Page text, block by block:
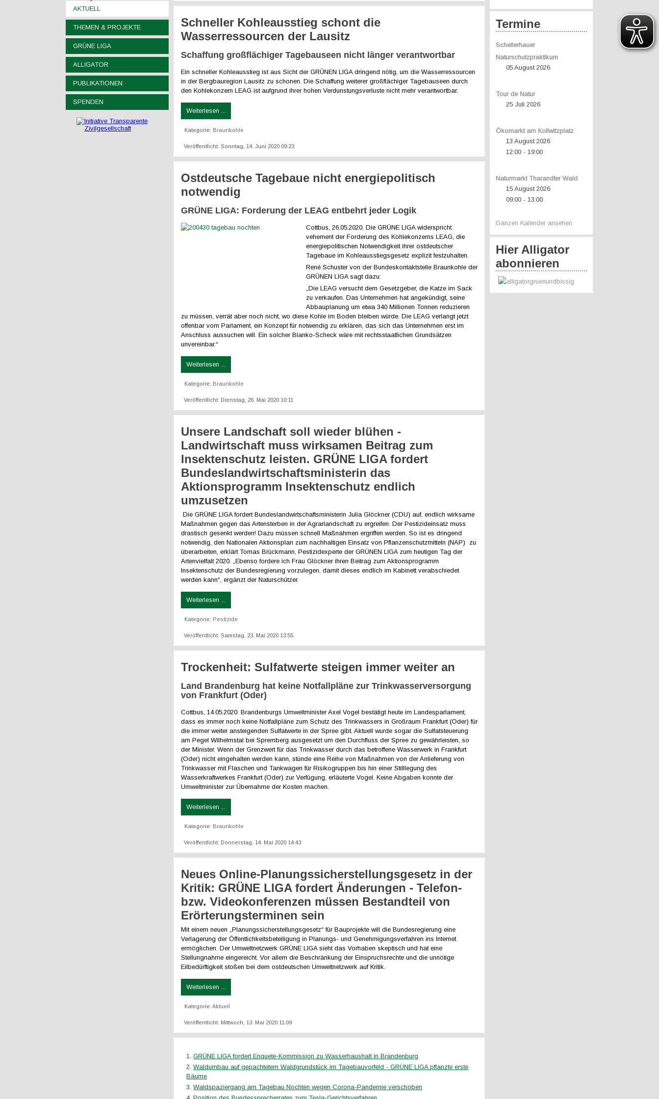
AKTUELL
THEMEN & PROJEKTE
GRÜNE LIGA
ALLIGATOR
PUBLIKATIONEN
SPENDEN
Schneller Kohleausstieg schont die
Wasserressourcen der Lausitz
Schaffung großflächiger Tagebauseen nicht länger verantwortbar
Ein schneller Kohleausstieg ist aus Sicht der GRÜNEN LIGA dringend nötig, um die Wasserressourcen
in der Bergbauregion Lausitz zu schonen. Die Schaffung weiterer großflächiger Tagebauseen durch
den Kohlekonzern LEAG ist aufgrund ihrer hohen Verdunstungsverluste nicht mehr verantwortbar.
Weiterlesen ...
Kategorie: Braunkohle
Veröffentlicht: Sonntag, 14. Juni 2020 09:23
Ostdeutsche Tagebaue nicht energiepolitisch
notwendig
GRÜNE LIGA: Forderung der LEAG entbehrt jeder Logik
Cottbus, 26.05.2020. Die GRÜNE LIGA widerspricht
vehement der Forderung des Kohlekonzerns LEAG, die
energiepolitischen Notwendigkeit ihrer ostdeutscher
Tagebaue im Kohleausstiegsgesetz explizit festzuhalten.
René Schuster von der Bundeskontaktstelle Braunkohle der
GRÜNEN LIGA sagt dazu:
„Die LEAG versucht dem Gesetzgeber, die Katze im Sack
zu verkaufen. Das Unternehmen hat angekündigt, seine
Abbauplanung um etwa 340 Millionen Tonnen reduzieren
zu müssen, verrät aber noch nicht, wo diese Kohle im Boden bleiben würde. Die LEAG verlangt jetzt
offenbar vom Parlament, ein Konzept für notwendig zu erklären, das sich das Unternehmen erst im
Anschluss aussuchen will. Ein solcher Blanko-Scheck wäre mit rechtsstaatlichen Grundsätzen
unvereinbar.“
Weiterlesen ...
Kategorie: Braunkohle
Veröffentlicht: Dienstag, 26. Mai 2020 10:11
Unsere Landschaft soll wieder blühen -
Landwirtschaft muss wirksamen Beitrag zum
Insektenschutz leisten. GRÜNE LIGA fordert
Bundeslandwirtschaftsministerin das
Aktionsprogramm Insektenschutz endlich
umzusetzen
Die GRÜNE LIGA fordert Bundeslandwirtschaftsministerin Julia Glöckner (CDU) auf, endlich wirksame
Maßnahmen gegen das Artensterben in der Agrarlandschaft zu ergreifen. Der Pestizideinsatz muss
drastisch gesenkt werden! Dazu müssen schnell Maßnahmen ergriffen werden. So ist es dringend
notwendig, den Nationalen Aktionsplan zum nachhaltigen Einsatz von Pflanzenschutzmitteln (NAP) zu
überarbeiten, erklärt Tomas Brückmann, Pestizidexperte der GRÜNEN LIGA zum heutigen Tag der
Artenvielfalt 2020. „Ebenso fordere ich Frau Glöckner ihren Beitrag zum Aktionsprogramm
Insektenschutz der Bundesregierung vorzulegen, damit dieses endlich im Kabinett verabschiedet
werden kann“, ergänzt der Naturschützer.
Weiterlesen ...
Kategorie: Pestizide
Veröffentlicht: Samstag, 23. Mai 2020 13:55
Trockenheit: Sulfatwerte steigen immer weiter an
Land Brandenburg hat keine Notfallpläne zur Trinkwasserversorgung
von Frankfurt (Oder)
Cottbus, 14.05.2020. Brandenburgs Umweltminister Axel Vogel bestätigt heute im Landesparlament,
dass es immer noch keine Notfallpläne zum Schutz des Trinkwassers in Großraum Frankfurt (Oder) für
die immer weiter ansteigenden Sulfatwerte in der Spree gibt. Aktuell wurde sogar die Sulfatsteuerung
am Pegel Wilhelmstal bei Spremberg ausgesetzt um den Durchfluss der Spree zu gewährleisten, so
der Minister. Wenn der Grenzwert für das Trinkwasser durch das betroffene Wasserwerk in Frankfurt
(Oder) nicht eingehalten werden kann, stünde eine Reihe von Maßnahmen von der Anlieferung von
Trinkwasser mit Flaschen und Tankwagen für Risikogruppen bis hin einer Stilllegung des
Wasserkraftwerkes Frankfurt (Oder) zur Verfügung, erläuterte Vogel. Keine Abgaben konnte der
Umweltminister zur Übernahme der Kosten machen.
Weiterlesen ...
Kategorie: Braunkohle
Veröffentlicht: Donnerstag, 14. Mai 2020 14:43
Neues Online-Planungssicherstellungsgesetz in der
Kritik: GRÜNE LIGA fordert Änderungen - Telefon-
bzw. Videokonferenzen müssen Bestandteil von
Erörterungsterminen sein
Mit einem neuen „Planungssicherstellungsgesetz“ für Bauprojekte will die Bundesregierung eine
Verlagerung der Öffentlichkeitsbeteiligung in Planungs- und Genehmigungsverfahren ins Internet
ermöglichen. Der Umweltnetzwerk GRÜNE LIGA sieht das Vorhaben skeptisch und hat eine
Stellungnahme eingereicht. Vor allem die Beschränkung der Einspruchsrechte und die unnötige
Eilbedürftigkeit stoßen bei dem ostdeutschen Umweltnetzwerk auf Kritik.
Weiterlesen ...
Kategorie:Aktuell
Veröffentlicht: Mittwoch, 13. Mai 2020 11:09
GRÜNE LIGA fordert Enquete-Kommission zu Wasserhaushalt in Brandenburg
Waldumbau auf gepachtetem Waldgrundstück im Tagebauvorfeld - GRÜNE LIGA pflanzte erste
Bäume
Waldspaziergang am Tagebau Nochten wegen Corona-Pandemie verschoben
Termine
Schellerhauer
Naturschutzpraktikum
05 August 2026
Tour de Natur
25 Juli 2026
Ökomarkt am Kollwitzplatz
13 August 2026
12:00 -19:00
Naturmarkt Tharandter Wald
15 August 2026
09:00 -13:00
Ganzen Kalender ansehen
Hier Alligator
abonnieren